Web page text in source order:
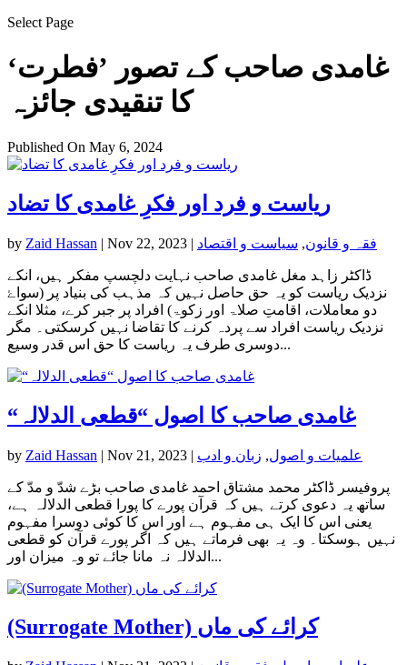
Select Page
غامدی صاحب کے تصور ’فطرت‘
کا تنقیدی جائزہ
Published On May 6, 2024
ریاست و فرد اور فکرِ غامدی کا تضاد
by Zaid Hassan | Nov 22, 2023 | فقہ و قانون, سیاست و اقتصاد
ڈاکٹر زاہد مغل غامدی صاحب نہایت دلچسپ مفکر ہیں، انکے
نزدیک ریاست کو یہ حق حاصل نہیں کہ مذہب کی بنیاد پر (سواۓ
دو معاملات، اقامتِ صلاۃ اور زکوۃ) افراد پر جبر کرے، مثلا انکے
نزدیک ریاست افراد سے پردہ کرنے کا تقاضا نہیں کرسکتی۔ مگر
دوسری طرف یہ ریاست کا حق اس قدر وسیع...
“غامدی صاحب کا اصول “قطعی الدلالہ
by Zaid Hassan | Nov 21, 2023 | علمیات و اصول, زبان و ادب
پروفیسر ڈاکٹر محمد مشتاق احمد غامدی صاحب بڑے شدّ و مدّ کے
ساتھ یہ دعوی کرتے ہیں کہ قرآن پورے کا پورا قطعی الدلالہ ہے،
یعنی اس کا ایک ہی مفہوم ہے اور اس کا کوئی دوسرا مفہوم
نہیں ہوسکتا۔ وہ یہ بھی فرماتے ہیں کہ اگر پورے قرآن کو قطعی
الدلالہ نہ مانا جائے تو وہ میزان اور...
(Surrogate Mother) کرائے کی ماں